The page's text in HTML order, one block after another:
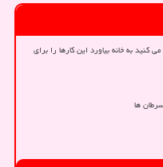
کنید به خانه بیاورد این کارها را برای
ها